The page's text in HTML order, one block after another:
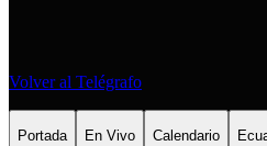
Volver al Telégrafo
Portada En Vivo Calendario